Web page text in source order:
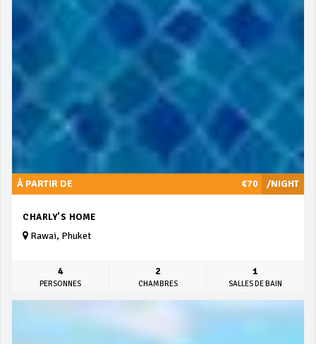
/NIGHT
À PARTIR DE €70
CHARLY'S HOME
Rawai, Phuket
4
PERSONNES
2
CHAMBRES
1
SALLES DE BAIN